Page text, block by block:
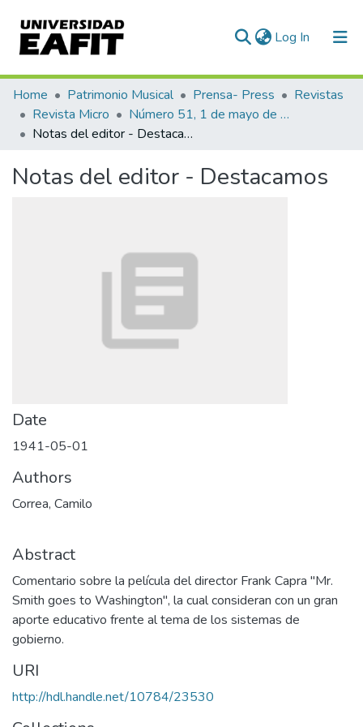
Log In (current)
Communities & Collections
All of DSpace
Home Patrimonio Musical Prensa- Press
Revistas
Revista Micro
Número 51, 1 de mayo de 1941
Notas del editor - Destacamos
Notas del editor - Destacamos
Date
1941-05-01
Authors
Correa, Camilo
Abstract
Comentario sobre la película del director Frank Capra "Mr.
Smith goes to Washington", la cual consideran con un gran
aporte educativo frente al tema de los sistemas de
gobierno.
URI
http://hdl.handle.net/10784/23530